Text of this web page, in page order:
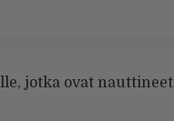
jotka ovat nauttineet